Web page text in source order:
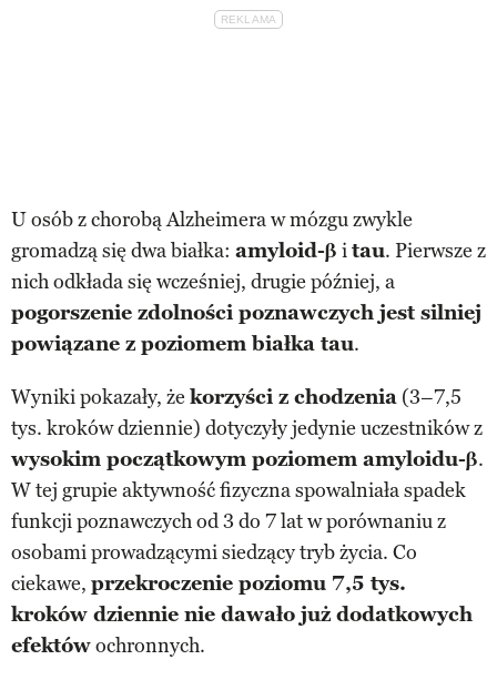
U osób z chorobą Alzheimera w mózgu zwykle
gromadzą się dwa białka: amyloid-β itau. Pierwsze z
nich odkłada się wcześniej, drugie później, a
pogorszenie zdolności poznawczych jest silniej
powiązane z poziomem białka tau.
Wyniki pokazały, że korzyści z chodzenia (3–7,5
tys. kroków dziennie) dotyczyły jedynie uczestników z
wysokim początkowym poziomem amyloidu-β.
W tej grupie aktywność fizyczna spowalniała spadek
funkcji poznawczych od 3 do 7 lat w porównaniu z
osobami prowadzącymi siedzący tryb życia. Co
ciekawe, przekroczenie poziomu 7,5 tys.
kroków dziennie nie dawało już dodatkowych
efektówochronnych.